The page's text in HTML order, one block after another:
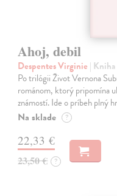
Ahoj, debil
Despentes Virginie | Kniha
Po trilógii Život Vernona
románom, ktorý pripomína
známostí. Ide o príbeh plný
Na sklade ?
22,33 €
23,50 € ?